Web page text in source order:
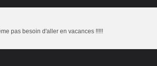
pas besoin d'aller en vacances !!!!!